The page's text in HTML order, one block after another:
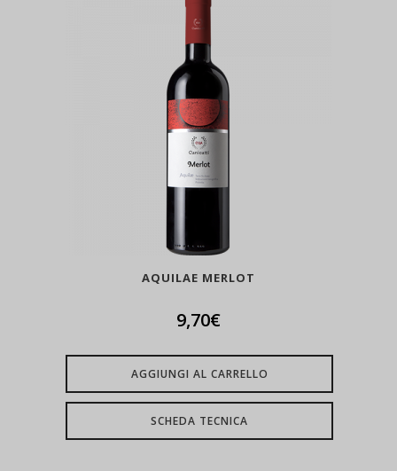
AQUILAE MERLOT
9,70€
AGGIUNGI AL CARRELLO
SCHEDA TECNICA